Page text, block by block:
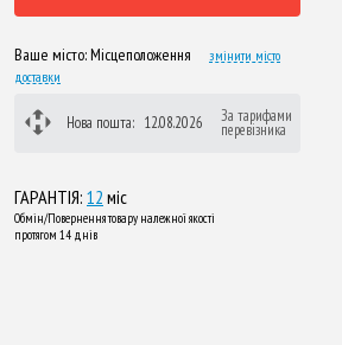
Ваше місто:Місцеположення
змінити місто
доставки
Нова пошта: 12.08.2026 За тарифами
перевізника
ГАРАНТІЯ: 12 міс
Обмін/Повернення товару належної якості
протягом 14 днів